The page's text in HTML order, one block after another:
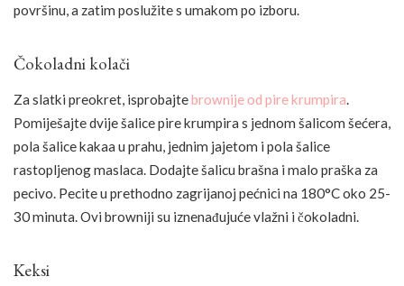
površinu, a zatim poslužite s umakom po izboru.
Čokoladni kolači
Za slatki preokret, isprobajtebrownije od pire krumpira.
Pomiješajte dvije šalice pire krumpira s jednom šalicom šećera,
pola šalice kakaa u prahu, jednim jajetom i pola šalice
rastopljenog maslaca. Dodajte šalicu brašna i malo praška za
pecivo. Pecite u prethodno zagrijanoj pećnici na 180°C oko 25-
30 minuta. Ovi browniji su iznenađujuće vlažni i čokoladni.
Keksi